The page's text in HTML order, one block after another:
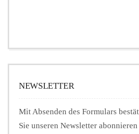
NEWSLETTER
Mit Absenden des Formulars
Sie unseren Newsletter